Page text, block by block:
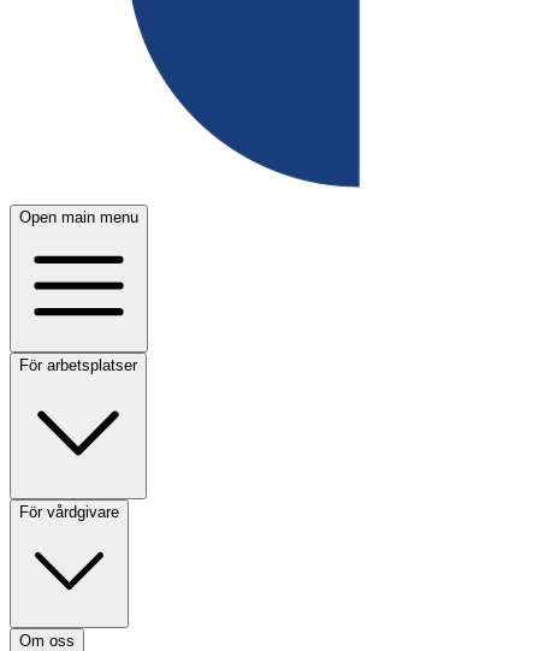
Open main menu
För arbetsplatser
För vårdgivare
Om oss